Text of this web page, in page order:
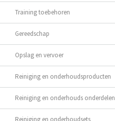
Training toebehoren
Gereedschap
Opslag en vervoer
Reiniging en onderhoudsproducten
Reiniging en onderhouds onderdelen
Reiniging en onderhoudsets